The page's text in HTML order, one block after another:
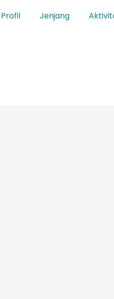
Profil Jenjang